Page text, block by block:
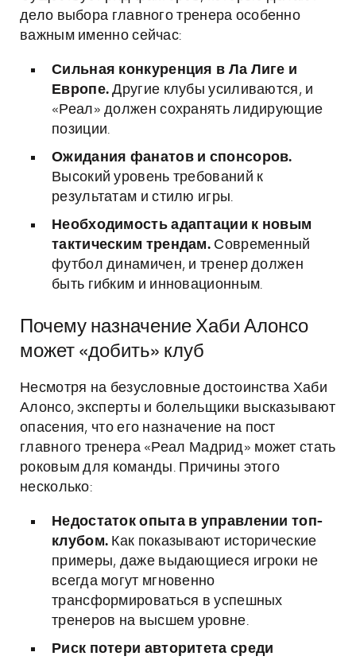
дело выбора главного тренера особенно
важным именно сейчас:
Сильная конкуренция в Ла Лиге и
Европе. Другие клубы усиливаются, и
«Реал» должен сохранять лидирующие
позиции.
Ожидания фанатов и спонсоров.
Высокий уровень требований к
результатам и стилю игры.
Необходимость адаптации к новым
тактическим трендам. Современный
футбол динамичен, и тренер должен
быть гибким и инновационным.
Почему назначение Хаби Алонсо
может «добить» клуб
Несмотря на безусловные достоинства Хаби
Алонсо, эксперты и болельщики высказывают
опасения, что его назначение на пост
главного тренера «Реал Мадрид» может стать
роковым для команды. Причины этого
несколько:
Недостаток опыта в управлении топ-
клубом. Как показывают исторические
примеры, даже выдающиеся игроки не
всегда могут мгновенно
трансформироваться в успешных
тренеров на высшем уровне.
Риск потери авторитета среди